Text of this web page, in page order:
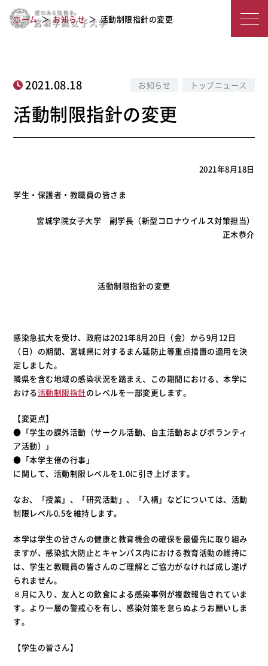
宮
女
子
活動制限指針の変更
ホーム お知らせ 活動制限指針の変更
2021.08.18 お知らせ トップニュース
活動制限指針の変更
2021年8月18日
学生・保護者・教職員の皆さま
宮城学院女子大学 副学長（新型コロナウイルス対策担当）
正木恭介
活動制限指針の変更
感染急拡大を受け、政府は2021年8月20日（金）から9月12日
（日）の期間、宮城県に対するまん延防止等重点措置の適用を決
定しました。
隣県を含む地域の感染状況を踏まえ、この期間における、本学に
おける活動制限指針のレベルを一部変更します。
【変更点】
●「学生の課外活動（サークル活動、自主活動およびボランティ
ア活動）」
●「本学主催の行事」
に関して、活動制限レベルを1.0に引き上げます。
なお、「授業」、「研究活動」、「入構」などについては、活動
制限レベル0.5を維持します。
本学は学生の皆さんの健康と教育機会の確保を最優先に取り組み
ますが、感染拡大防止とキャンパス内における教育活動の維持に
は、学生と教職員の皆さんのご理解とご協力がなければ成し遂げ
られません。
８月に入り、友人との飲食による感染事例が複数報告されていま
す。より一層の警戒心を有し、感染対策を怠らぬようお願いしま
す。
【学生の皆さん】